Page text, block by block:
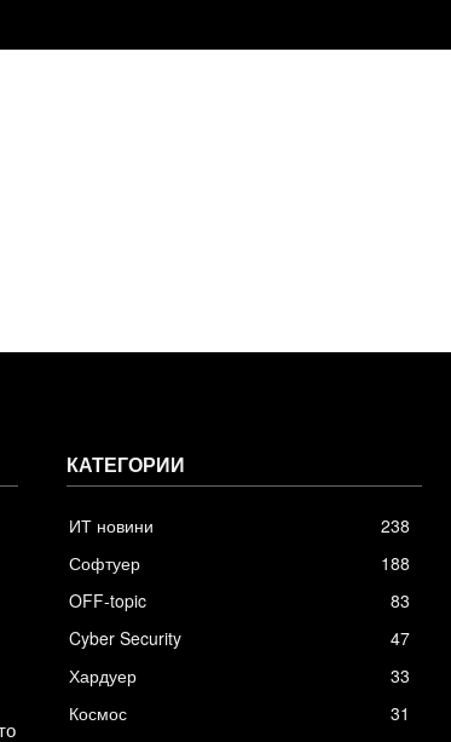
КАТЕГОРИИ
ИТ новини
238
Софтуер
188
OFF-topic
83
Cyber Security
47
Хардуер
33
Космос
31